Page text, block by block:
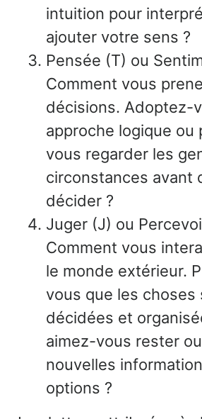
intuition pour
ajouter votre sens ?
Pensée (T) ou
Comment vous
décisions. Adoptez-
approche logique ou
vous regarder les
circonstances avant
décider ?
Juger (J) ou
Comment vous
le monde extérieur.
vous que les choses
décidées et
aimez-vous rester
nouvelles
options ?